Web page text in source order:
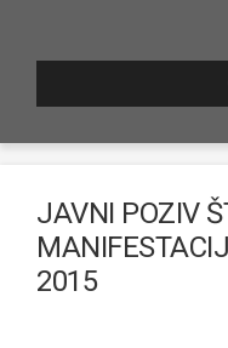
JAVNI POZIV
2015